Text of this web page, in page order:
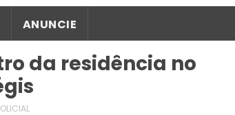
ANUNCIE
da residência no